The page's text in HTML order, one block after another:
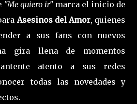
"Me quiero ir" marca el inicio de
Asesinos del Amor, quienes
a sus fans con nuevos
gira llena de momentos
atento a sus redes
todas las novedades y